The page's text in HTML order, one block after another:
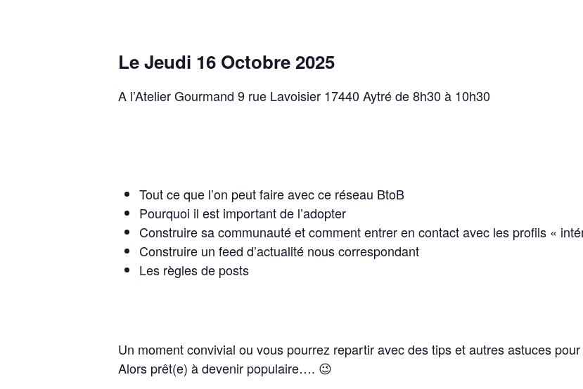
Le Jeudi 16 Octobre 2025
A l’Atelier Gourmand 9 rue Lavoisier 17440 Aytré de 8h30 à 10h30
Tout ce que l’on peut faire avec ce réseau BtoB
Pourquoi il est important de l’adopter
Construire sa communauté et comment entrer en contact avec les profils «
Construire un feed d’actualité nous correspondant
Les règles de posts
Un moment convivial ou vous pourrez repartir avec des tips et autres astuces
Alors prêt(e) à devenir populaire…. 😉